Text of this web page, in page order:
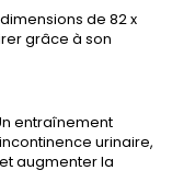
de 82 x
grâce à son
entraînement
urinaire,
augmenter la